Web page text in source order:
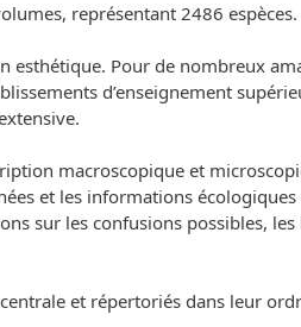
représentant 2486 espèces.
Pour de nombreux
d’enseignement
macroscopique et
et les informations
sur les confusions possibles,
et répertoriés dans leur